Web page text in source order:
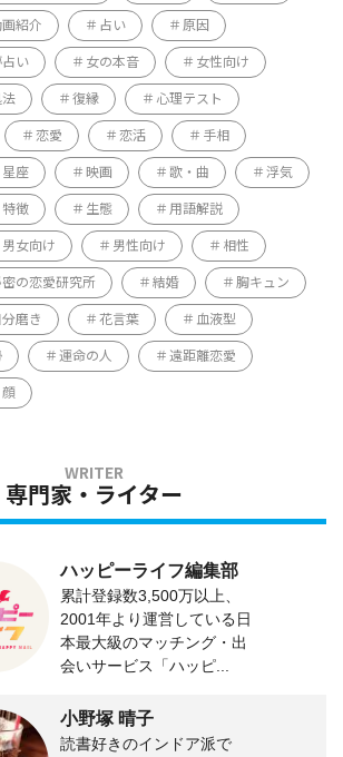
画紹介 占い 原因
占い 女の本音 女性向け
法 復縁 心理テスト
恋愛 恋活 手相
星座 映画 歌・曲 浮気
特徴 生態 用語解説
男女向け 男性向け 相性
密の恋愛研究所 結婚 胸キュン
分磨き 花言葉 血液型
運命の人 遠距離恋愛
顔
専門家・ライター
ハッピーライフ編集部
累計登録数3,500万以上、
2001年より運営している日
本最大級のマッチング・出
会いサービス「ハッピ...
小野塚 晴子
読書好きのインドア派で